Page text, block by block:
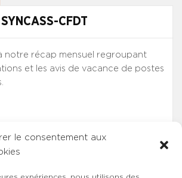
le consentement aux
CFDT
notre récap mensuel regroupant
et les avis de vacance de postes
SYNCASS-CFDT
inscrits.